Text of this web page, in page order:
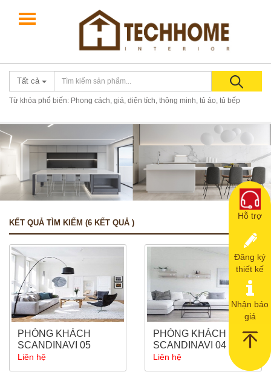
Giới thiệu Điều khoản Liên hệ 0867581118
Tất cả
Từ khóa phổ biến: Phong cách, giá, diện tích, thông minh, tủ áo, tủ bếp
KẾT QUẢ TÌM KIẾM (6 KẾT QUẢ )
PHÒNG KHÁCH
SCANDINAVI 05
Liên hệ
PHÒNG KHÁCH
SCANDINAVI 04
Liên hệ
Hỗ trợ
Đăng ký
thiết kế
Nhận báo
giá